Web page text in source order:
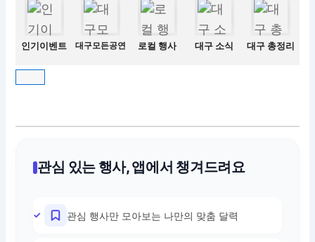
인기이벤트 대구모든공연 로컬 행사 대구 소식 대구 총정리
관심 있는 행사, 앱에서 챙겨드려요
관심 행사만 모아보는 나만의 맞춤 달력